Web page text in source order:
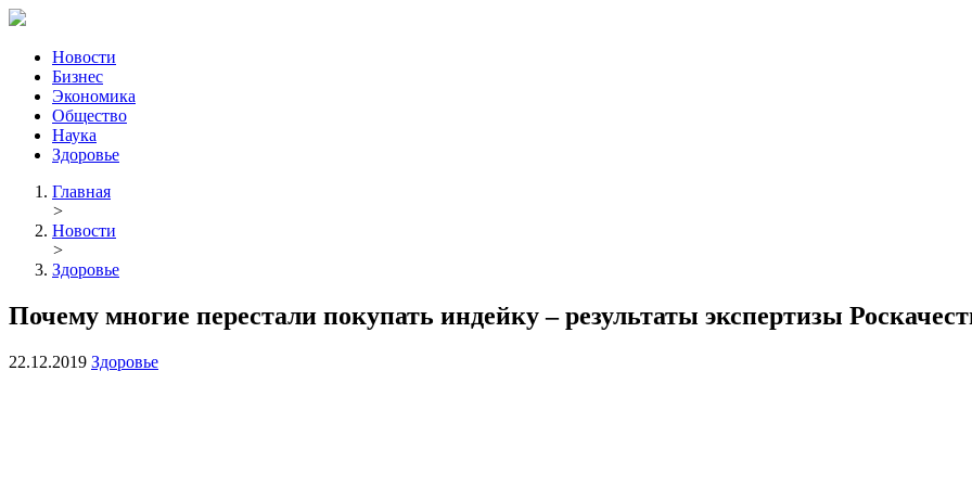
Новости
Бизнес
Экономика
Общество
Наука
Здоровье
Главная
>
Новости
>
Здоровье
Почему многие перестали покупать индейку – результаты экспертизы
22.12.2019 Здоровье